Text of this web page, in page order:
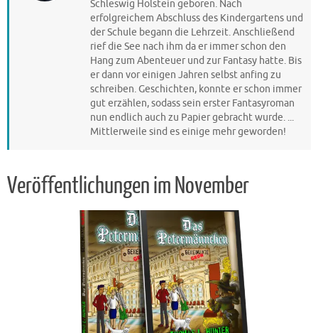
Schleswig Holstein geboren. Nach
erfolgreichem Abschluss des Kindergartens und
der Schule begann die Lehrzeit. Anschließend
rief die See nach ihm da er immer schon den
Hang zum Abenteuer und zur Fantasy hatte. Bis
er dann vor einigen Jahren selbst anfing zu
schreiben. Geschichten, konnte er schon immer
gut erzählen, sodass sein erster Fantasyroman
nun endlich auch zu Papier gebracht wurde. ...
Mittlerweile sind es einige mehr geworden!
Veröffentlichungen im November